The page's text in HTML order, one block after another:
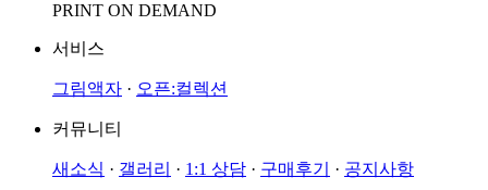
PRINT ON DEMAND
서비스
그림액자 · 오픈:컬렉션
커뮤니티
새소식 · 갤러리 · 1:1 상담 · 구매후기 · 공지사항